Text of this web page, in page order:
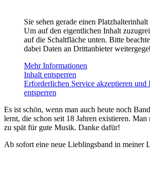
Sie sehen gerade einen Platzhalterinhalt
Um auf den eigentlichen Inhalt
auf die Schaltfläche unten. Bitte
dabei Daten an Drittanbieter
Mehr Informationen
Inhalt entsperren
Erforderlichen Service akzeptieren und
entsperren
Es ist schön, wenn man auch heute noch
lernt, die schon seit 18 Jahren existieren. Man
zu spät für gute Musik. Danke dafür!
Ab sofort eine neue Lieblingsband in meiner